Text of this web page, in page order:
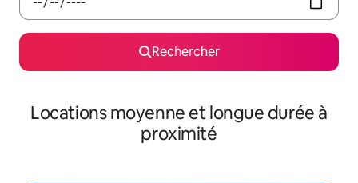
Rechercher
Locations moyenne et longue durée à
proximité